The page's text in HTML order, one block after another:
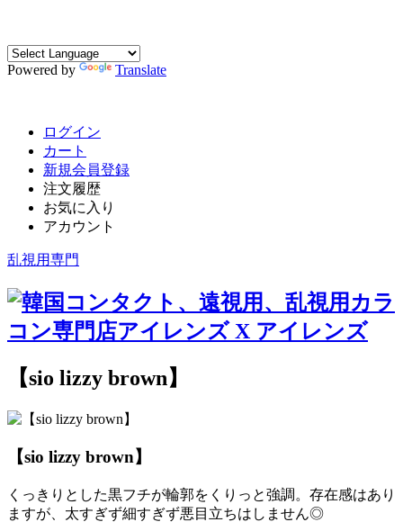
Powered by Translate
ログイン
カート
新規会員登録
注文履歴
お気に入り
アカウント
乱視用専門
【sio lizzy brown】
【sio lizzy brown】
くっきりとした黒フチが輪郭をくりっと強調。存在感はあり
ますが、太すぎず細すぎず悪目立ちはしません◎